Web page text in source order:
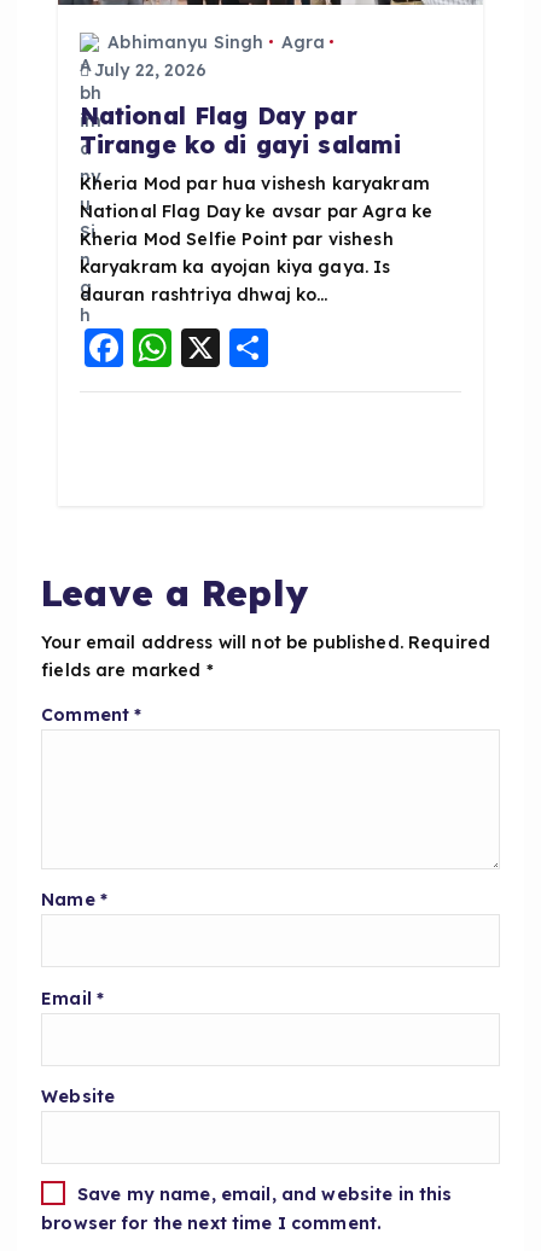
Abhimanyu Singh
Agra
July 22, 2026
National Flag Day par
Tirange ko di gayi salami
Kheria Mod par hua vishesh karyakram
National Flag Day ke avsar par Agra ke
Kheria Mod Selfie Point par vishesh
karyakram ka ayojan kiya gaya. Is
dauran rashtriya dhwaj ko…
F
a
o
k
W
h
p
X S
h
Leave a Reply
Your email address will not be published. Required
fields are marked *
Comment*
Name *
Email *
Website
Save my name, email, and website in this
browser for the next time I comment.